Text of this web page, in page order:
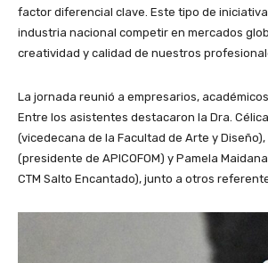
factor diferencial clave. Este tipo de
industria nacional competir en mercados
creatividad y calidad de nuestros
La jornada reunió a empresarios,
Entre los asistentes destacaron la Dra.
(vicedecana de la Facultad de Arte y
(presidente de APICOFOM) y Pamela
CTM Salto Encantado), junto a otros